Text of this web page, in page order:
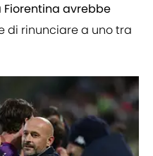
avrebbe
di rinunciare a uno tra